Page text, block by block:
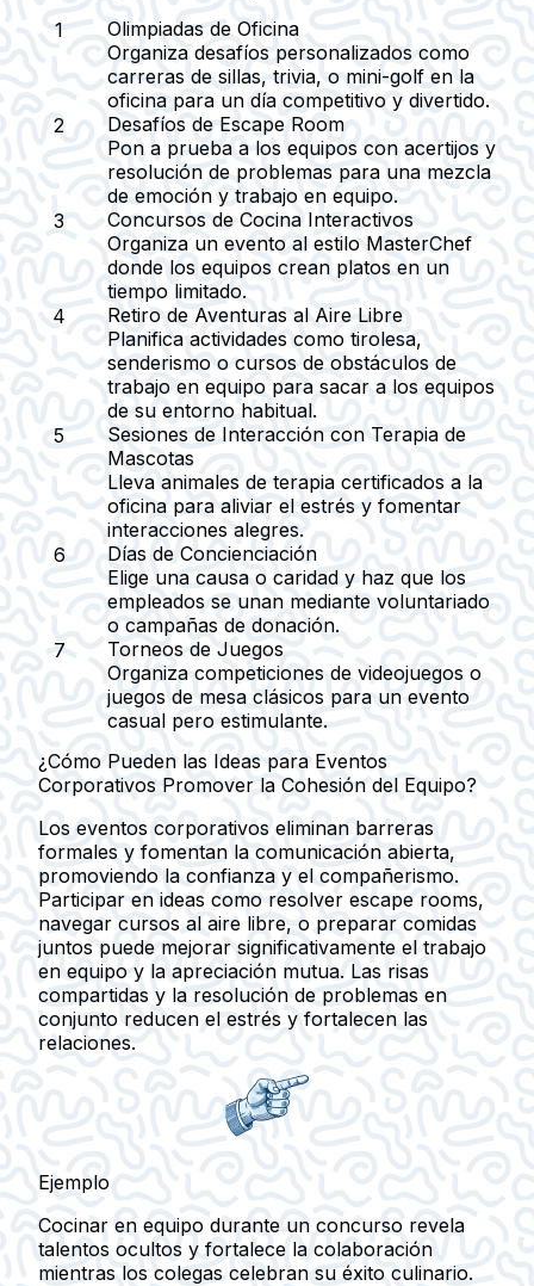
Olimpiadas de Oficina
Organiza desafíos personalizados como
carreras de sillas, trivia, o mini-golf en la
oficina para un día competitivo y divertido.
Desafíos de Escape Room
Pon a prueba a los equipos con acertijos y
resolución de problemas para una mezcla
de emoción y trabajo en equipo.
Concursos de Cocina Interactivos
Organiza un evento al estilo MasterChef
donde los equipos crean platos en un
tiempo limitado.
Retiro de Aventuras al Aire Libre
Planifica actividades como tirolesa,
senderismo o cursos de obstáculos de
trabajo en equipo para sacar a los equipos
de su entorno habitual.
Sesiones de Interacción con Terapia de
Mascotas
Lleva animales de terapia certificados a la
oficina para aliviar el estrés y fomentar
interacciones alegres.
Días de Concienciación
Elige una causa o caridad y haz que los
empleados se unan mediante voluntariado
o campañas de donación.
Torneos de Juegos
Organiza competiciones de videojuegos o
juegos de mesa clásicos para un evento
casual pero estimulante.
¿Cómo Pueden las Ideas para Eventos
Corporativos Promover la Cohesión del Equipo?
Los eventos corporativos eliminan barreras
formales y fomentan la comunicación abierta,
promoviendo la confianza y el compañerismo.
Participar en ideas como resolver escape rooms,
navegar cursos al aire libre, o preparar comidas
juntos puede mejorar significativamente el trabajo
en equipo y la apreciación mutua. Las risas
compartidas y la resolución de problemas en
conjunto reducen el estrés y fortalecen las
relaciones.
Ejemplo
Cocinar en equipo durante un concurso revela
talentos ocultos y fortalece la colaboración
mientras los colegas celebran su éxito culinario.